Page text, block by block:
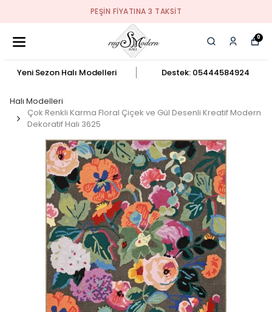
PEŞIN FIYATINA 3 TAKSIT
0
Yeni Sezon Halı Modelleri Destek: 05444584924
Halı Modelleri
Çok Renkli Karma Floral Çiçek ve Gül Desenli Kreatif Modern
Dekoratif Halı 3625